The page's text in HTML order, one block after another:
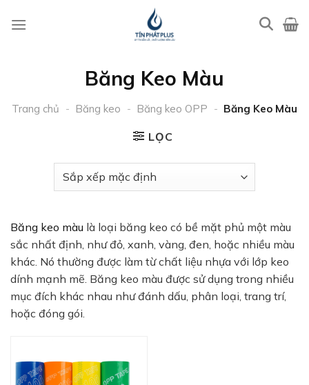
qua
Băng Keo Màu
Trang chủ - Băng keo - Băng keo OPP - Băng Keo Màu
LỌC
Băng keo màu là loại băng keo có bề mặt phủ một màu
sắc nhất định, như đỏ, xanh, vàng, đen, hoặc nhiều màu
khác. Nó thường được làm từ chất liệu nhựa với lớp keo
dính mạnh mẽ. Băng keo màu được sử dụng trong nhiều
mục đích khác nhau như đánh dấu, phân loại, trang trí,
hoặc đóng gói.